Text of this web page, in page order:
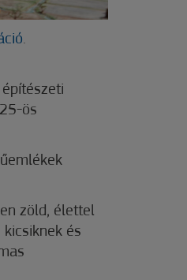
.
ös
zöld, élettel
és